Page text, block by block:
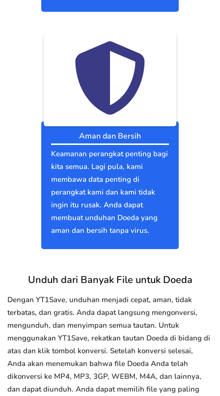
Aman dan Bersih
Keamanan perangkat penting bagi
kita semua. Lagi pula, kami
membawa data penting di
perangkat kami dan kami tidak
ingin itu rusak. Anda dapat
membuat unduhan Doeda yang
aman dan bersih tanpa virus.
Unduh dari Banyak File untuk Doeda
Dengan YT1Save, unduhan menjadi cepat, aman, tidak
terbatas, dan gratis. Anda dapat langsung mengonversi,
mengunduh, dan menyimpan semua tautan. Untuk
menggunakan YT1Save, rekatkan tautan Doeda di bidang di
atas dan klik tombol konversi. Setelah konversi selesai,
Anda akan menemukan bahwa file Doeda Anda telah
dikonversi ke MP4, MP3, 3GP, WEBM, M4A, dan lainnya,
dan dapat diunduh. Anda dapat memilih file yang paling